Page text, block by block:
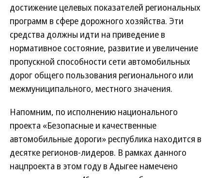
достижение целевых показателей региональных
программ в сфере дорожного хозяйства. Эти
средства должны идти на приведение в
нормативное состояние, развитие и увеличение
пропускной способности сети автомобильных
дорог общего пользования регионального или
межмуниципального, местного значения.
Напомним, по исполнению национального
проекта «Безопасные и качественные
автомобильные дороги» республика находится в
десятке регионов-лидеров. В рамках данного
нацпроекта в этом году в Адыгее намечено